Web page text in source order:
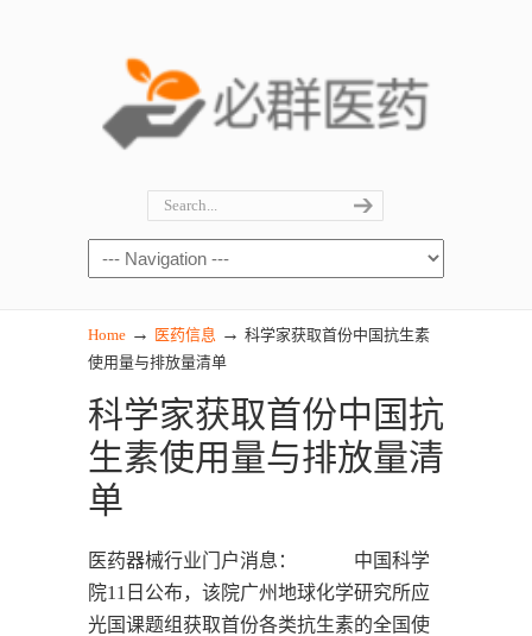
Home → 医药信息 → 科学家获取首份中国抗生素
使用量与排放量清单
科学家获取首份中国抗
生素使用量与排放量清
单
医药器械行业门户消息： 中国科学
院11日公布，该院广州地球化学研究所应
光国课题组获取首份各类抗生素的全国使